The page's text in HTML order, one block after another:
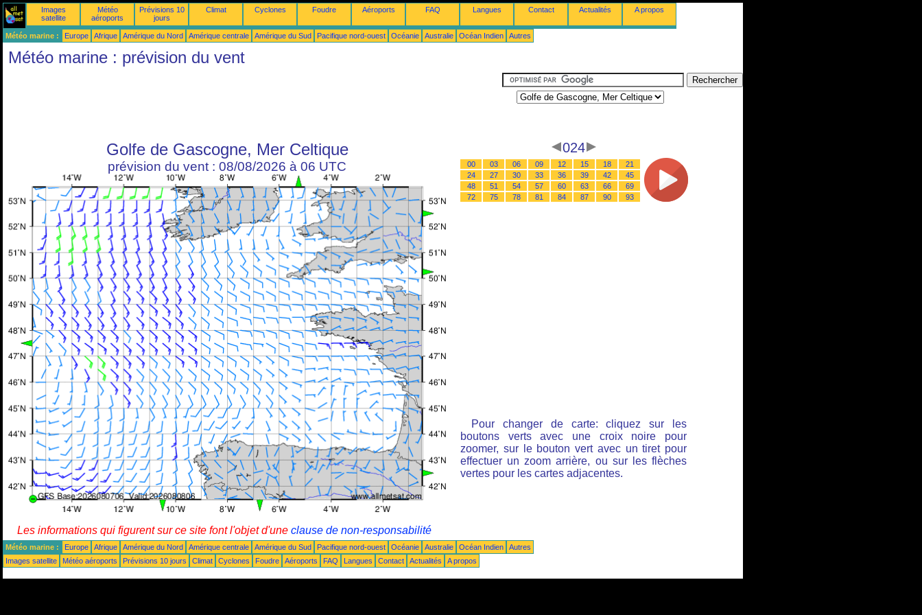
Images
satellite
Météo
aéroports
Prévisions 10
jours
Climat Cyclones Foudre Aéroports FAQ Langues Contact Actualités A propos
Météo marine : Europe Afrique Amérique du Nord Amérique centrale Amérique du Sud Pacifique nord-ouest Océanie Australie Océan Indien Autres
Météo marine : prévision du vent
Golfe de Gascogne, Mer Celtique
prévision du vent : 08/08/2026 à 06 UTC
024
00 03 06 09 12 15 18
21
24
27 30 33 36 39 42
45
48
51 54 57 60 63 66
69
72
75 78 81 84 87 90 93
Pour changer de carte: cliquez sur les
boutons verts avec une croix noire pour
zoomer, sur le bouton vert avec un tiret pour
effectuer un zoom arrière, ou sur les flèches
vertes pour les cartes adjacentes.
Les informations qui figurent sur ce site font l'objet d'une clause de non-responsabilité
Météo marine : Europe Afrique Amérique du Nord Amérique centrale Amérique du Sud Pacifique nord-ouest Océanie Australie Océan Indien
Autres
Images satellite
Météo aéroports Prévisions 10 jours Climat Cyclones Foudre Aéroports FAQ Langues Contact Actualités A propos